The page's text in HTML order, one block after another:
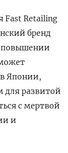
Fast Retailing
бренд
повышении
в Японии,
для развитой
с мертвой
и